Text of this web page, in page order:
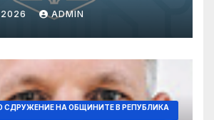
ADMIN
НА ОБЩИНИТЕ В РЕПУБЛИКА